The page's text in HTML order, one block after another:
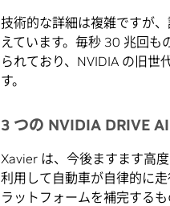
技術的な詳細は複雑ですが
えています。毎秒 30 兆回
られており、NVIDIA の旧世
す。
3 つの NVIDIA DRIVE
Xavier は、今後ますます高
利用して自動車が自律的に
ラットフォームを補完する